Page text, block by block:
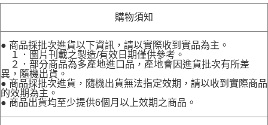
購物須知
● 商品採批次進貨以下資訊，請以實際收到實品為主。
１．圖片刊載之製造/有效日期僅供參考。
２．部分商品為多產地進口品，產地會因進貨批次有所差
異，隨機出貨。
● 商品採批次進貨，隨機出貨無法指定效期，請以收到實際商品
的效期為主。
● 商品出貨均至少提供6個月以上效期之商品。